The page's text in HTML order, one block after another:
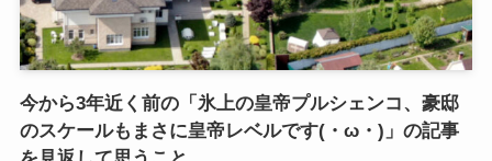
今から3年近く前の「氷上の皇帝プルシェンコ、豪邸
のスケールもまさに皇帝レベルです(・ω・)」の記事